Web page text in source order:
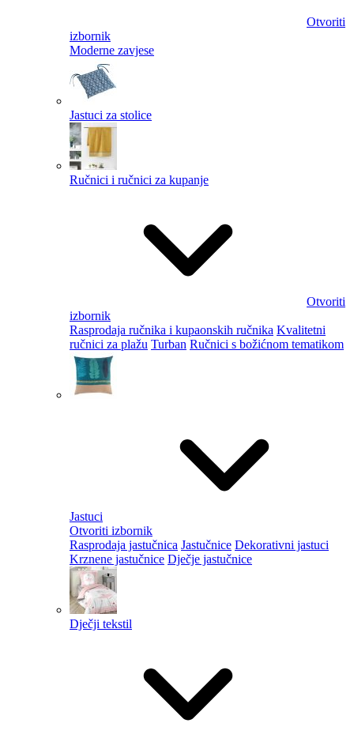
Otvoriti
izbornik
Moderne zavjese
Jastuci za stolice
Ručnici i ručnici za kupanje
Otvoriti
izbornik
Rasprodaja ručnika i kupaonskih ručnika Kvalitetni
ručnici za plažu Turban Ručnici s božićnom tematikom
Jastuci
Otvoriti izbornik
Rasprodaja jastučnica Jastučnice Dekorativni jastuci
Krznene jastučnice Dječje jastučnice
Dječji tekstil